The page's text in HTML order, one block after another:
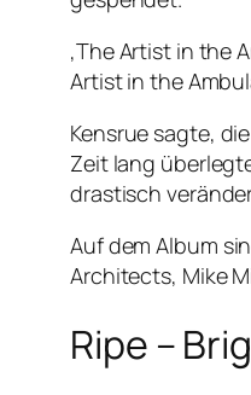
‚The Artist in the
Artist in the
Kensrue sagte,
Zeit lang
drastisch
Auf dem Album
Architects, Mike
Ripe –